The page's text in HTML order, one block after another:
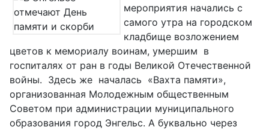
мероприятия начались с
самого утра на городском
кладбище возложением
цветов к мемориалу воинам, умершим в
госпиталях от ран в годы Великой Отечественной
войны. Здесь же началась «Вахта памяти»,
организованная Молодежным общественным
Советом при администрации муниципального
образования город Энгельс. А буквально через